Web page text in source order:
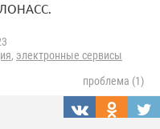
, электронные сервисы
проблема (1)